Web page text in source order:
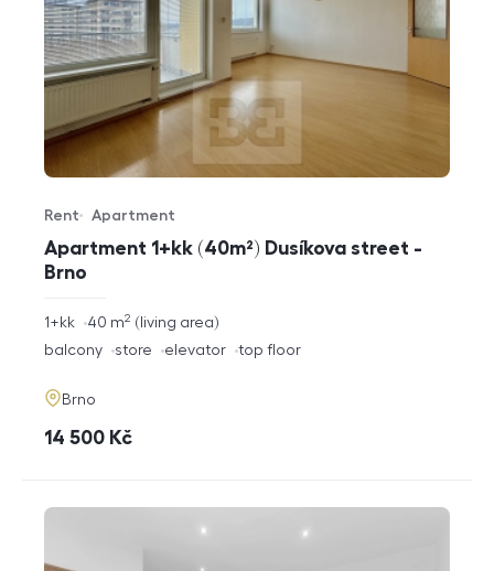
Apartment 1+kk (40m²) Dusíkova street -
Brno
Offer type
Rent
Property type
Apartment
rozměry
1+kk living area
40 m2
funkce
balcony store elevator top floor
adresa
Brno
cena
14 500 Kč